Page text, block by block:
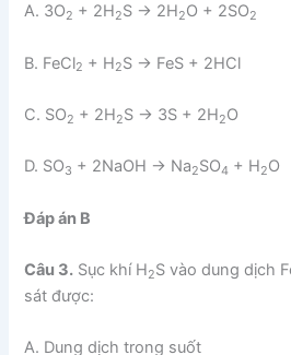
A. 3O2 + 2H2S → 2H2O + 2SO2
B. FeCl2 + H2S → FeS + 2HCl
C. SO2 + 2H2S → 3S + 2H2O
D. SO3 + 2NaOH → Na2SO4 + H2O
Đáp án B
Câu 3. Sục khí H2S vào dung dịch
sát được:
A. Dung dịch trong suốt